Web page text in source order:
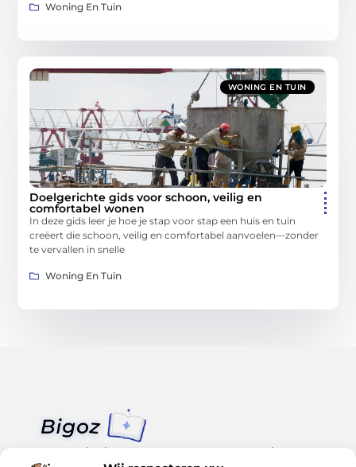
Woning En Tuin
WONING EN TUIN
Doelgerichte gids voor schoon, veilig en
comfortabel wonen
In deze gids leer je hoe je stap voor stap een huis en tuin
creëert die schoon, veilig en comfortabel aanvoelen—zonder
te vervallen in snelle
Woning En Tuin
Van klein nieuws tot grote trends – alles op Bigoz.nl.